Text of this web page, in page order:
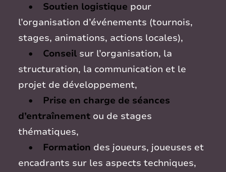
• Soutien logistique pour
l’organisation d’événements (tournois,
stages, animations, actions locales),
• Conseil sur l’organisation, la
structuration, la communication et le
projet de développement,
• Prise en charge de séances
d’entraînement ou de stages
thématiques,
• Formation des joueurs, joueuses et
encadrants sur les aspects techniques,